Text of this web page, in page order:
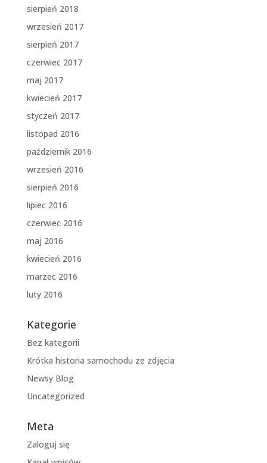
sierpień 2018
wrzesień 2017
sierpień 2017
czerwiec 2017
maj 2017
kwiecień 2017
styczeń 2017
listopad 2016
październik 2016
wrzesień 2016
sierpień 2016
lipiec 2016
czerwiec 2016
maj 2016
kwiecień 2016
marzec 2016
luty 2016
Kategorie
Bez kategorii
Krótka historia samochodu ze zdjęcia
Newsy Blog
Uncategorized
Meta
Zaloguj się